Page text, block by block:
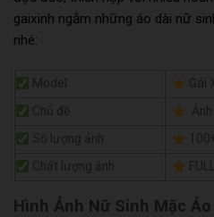
gaixinh ngắm những áo dài nữ
nhé:
Hình Ảnh Nữ Sinh Mặc